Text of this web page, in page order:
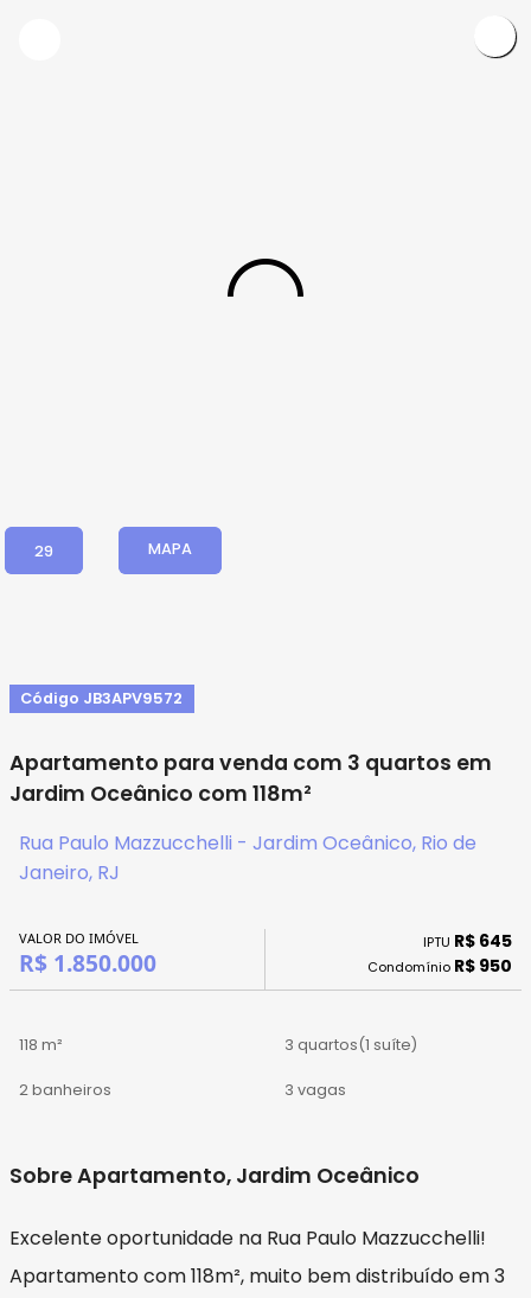
29 MAPA
Código JB3APV9572
Apartamento para venda com 3 quartos em
Jardim Oceânico com 118m²
Rua Paulo Mazzucchelli - Jardim Oceânico, Rio de
Janeiro, RJ
VALOR DO IMÓVEL
R$ 1.850.000
IPTU R$ 645
Condomínio R$ 950
118 m² 3 quartos(1 suíte)
2 banheiros 3 vagas
Sobre Apartamento, Jardim Oceânico
Excelente oportunidade na Rua Paulo Mazzucchelli!
Apartamento com 118m², muito bem distribuído em 3